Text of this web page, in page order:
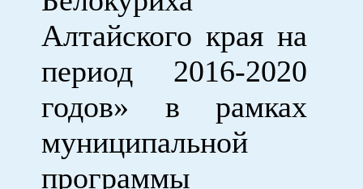
Алтайского края на
период 2016-2020
годов» в рамках
муниципальной
программы